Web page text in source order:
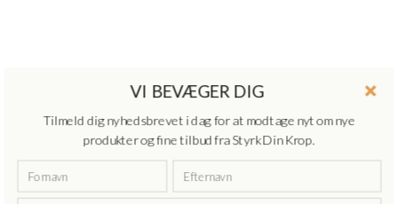
VI BEVÆGER DIG
Tilmeld dig nyhedsbrevet i dag for at modtage nyt om nye
produkter og fine tilbud fra Styrk Din Krop.